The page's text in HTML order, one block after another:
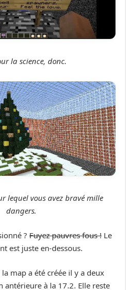
la science, donc.
lequel vous avez bravé mille
dangers.
? Fuyez pauvres fous ! Le
est juste en-dessous.
map a été créée il y a deux
antérieure à la 17.2. Elle reste